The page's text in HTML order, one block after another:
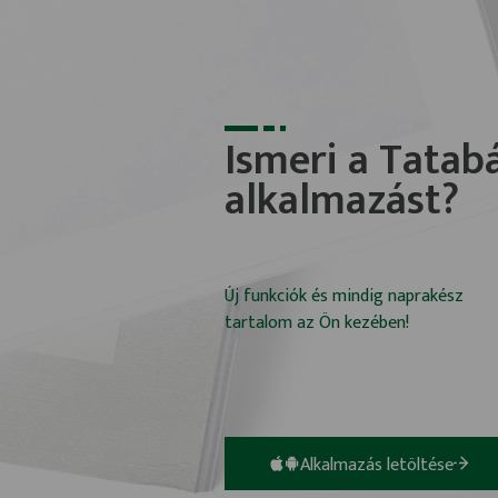
Ismeri a
alkalmazást?
Új funkciók és mindig naprakész
tartalom az Ön kezében!
Alkalmazás letöltése